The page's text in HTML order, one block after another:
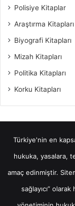
Polisiye Kitaplar
Araştırma Kitapları
Biyografi Kitapları
Mizah Kitapları
Politika Kitapları
Korku Kitapları
Türkiye'nin en
hukuka, yasalara,
amaç edinmiştir.
sağlayıcı”